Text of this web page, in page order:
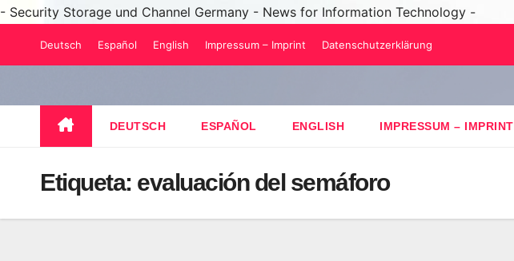
- Security Storage und Channel Germany - News for Information Technology -
Deutsch Español English Impressum – Imprint Datenschutzerklärung
DEUTSCH ESPAÑOL ENGLISH IMPRESSUM – IMPRINT
Etiqueta: evaluación del semáforo